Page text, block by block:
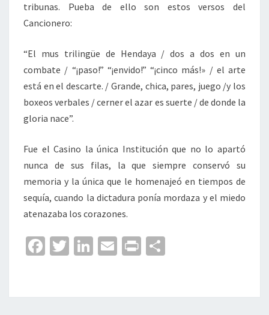
tribunas. Pueba de ello son estos versos del
Cancionero:
“El mus trilingüe de Hendaya / dos a dos en un
combate / “¡paso!” “¡envido!” “¡cinco más!» / el arte
está en el descarte. / Grande, chica, pares, juego /y los
boxeos verbales / cerner el azar es suerte / de donde la
gloria nace”.
Fue el Casino la única Institución que no lo apartó
nunca de sus filas, la que siempre conservó su
memoria y la única que le homenajeó en tiempos de
sequía, cuando la dictadura ponía mordaza y el miedo
atenazaba los corazones.
Fa
o
T
er
Li
dI
E
l
Pr
p